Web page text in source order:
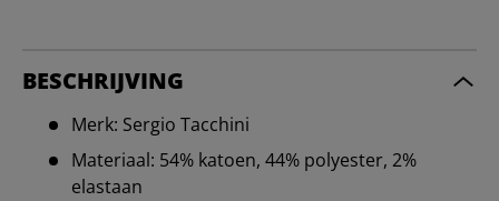
BESCHRIJVING
Merk: Sergio Tacchini
Materiaal: 54% katoen, 44% polyester, 2%
elastaan